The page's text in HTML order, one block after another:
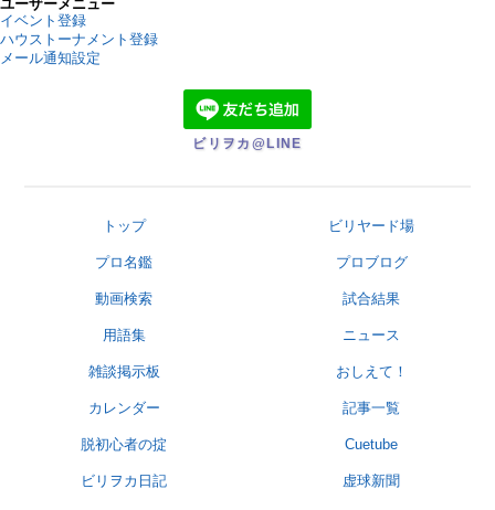
ユーザーメニュー
イベント登録
ハウストーナメント登録
メール通知設定
ビリヲカ@LINE
トップ ビリヤード場
プロ名鑑 プロブログ
動画検索 試合結果
用語集 ニュース
雑談掲示板 おしえて！
カレンダー 記事一覧
脱初心者の掟 Cuetube
ビリヲカ日記 虚球新聞